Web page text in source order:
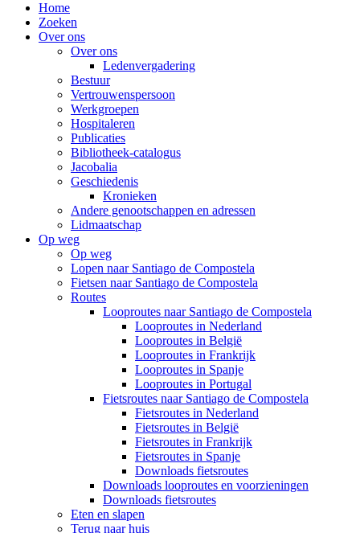
Home
Zoeken
Over ons
Over ons
Ledenvergadering
Bestuur
Vertrouwenspersoon
Werkgroepen
Hospitaleren
Publicaties
Bibliotheek-catalogus
Jacobalia
Geschiedenis
Kronieken
Andere genootschappen en adressen
Lidmaatschap
Op weg
Op weg
Lopen naar Santiago de Compostela
Fietsen naar Santiago de Compostela
Routes
Looproutes naar Santiago de Compostela
Looproutes in Nederland
Looproutes in België
Looproutes in Frankrijk
Looproutes in Spanje
Looproutes in Portugal
Fietsroutes naar Santiago de Compostela
Fietsroutes in Nederland
Fietsroutes in België
Fietsroutes in Frankrijk
Fietsroutes in Spanje
Downloads fietsroutes
Downloads looproutes en voorzieningen
Downloads fietsroutes
Eten en slapen
Terug naar huis